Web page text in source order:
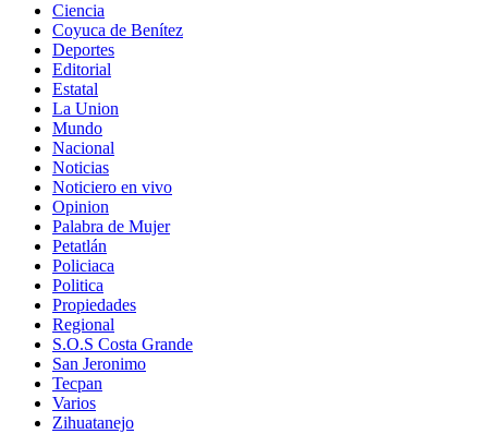
Ciencia
Coyuca de Benítez
Deportes
Editorial
Estatal
La Union
Mundo
Nacional
Noticias
Noticiero en vivo
Opinion
Palabra de Mujer
Petatlán
Policiaca
Politica
Propiedades
Regional
S.O.S Costa Grande
San Jeronimo
Tecpan
Varios
Zihuatanejo